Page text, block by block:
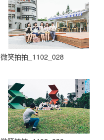
微笑拍拍_1102_028